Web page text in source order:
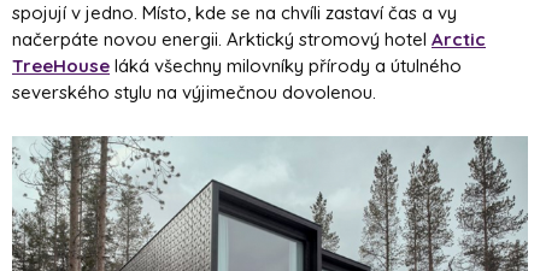
spojují v jedno. Místo, kde se na chvíli zastaví čas a vy
načerpáte novou energii. Arktický stromový hotel Arctic
TreeHouse láká všechny milovníky přírody a útulného
severského stylu na výjimečnou dovolenou.